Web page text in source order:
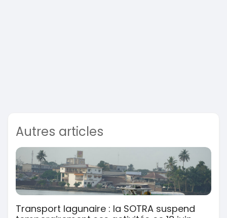
Autres articles
Transport lagunaire : la SOTRA suspend